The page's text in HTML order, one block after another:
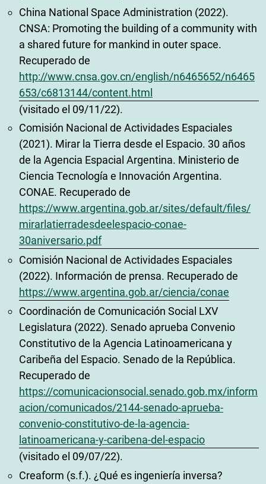
China National Space Administration (2022).
CNSA: Promoting the building of a community with
a shared future for mankind in outer space.
Recuperado de
http://www.cnsa.gov.cn/english/n6465652/n6465
653/c6813144/content.html
(visitado el 09/11/22).
Comisión Nacional de Actividades Espaciales
(2021). Mirar la Tierra desde el Espacio. 30 años
de la Agencia Espacial Argentina. Ministerio de
Ciencia Tecnología e Innovación Argentina.
CONAE. Recuperado de
https://www.argentina.gob.ar/sites/default/files/
mirarlatierradesdeelespacio-conae-
30aniversario.pdf
Comisión Nacional de Actividades Espaciales
(2022). Información de prensa. Recuperado de
https://www.argentina.gob.ar/ciencia/conae
Coordinación de Comunicación Social LXV
Legislatura (2022). Senado aprueba Convenio
Constitutivo de la Agencia Latinoamericana y
Caribeña del Espacio. Senado de la República.
Recuperado de
https://comunicacionsocial.senado.gob.mx/inform
acion/comunicados/2144-senado-aprueba-
convenio-constitutivo-de-la-agencia-
latinoamericana-y-caribena-del-espacio
(visitado el 09/07/22).
Creaform (s.f.). ¿Qué es ingeniería inversa?